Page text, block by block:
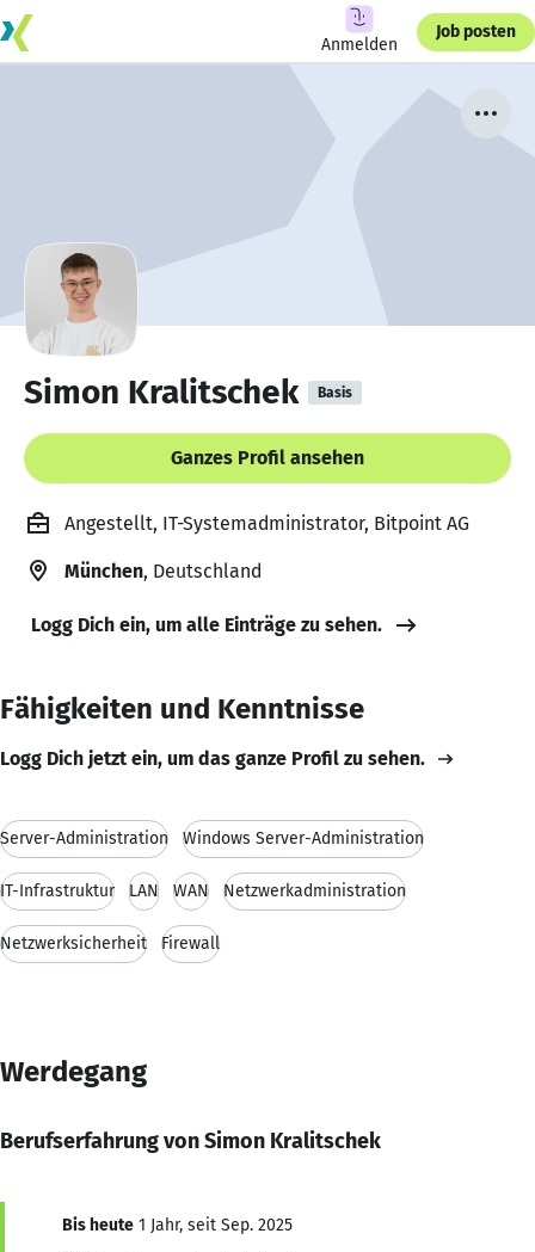
Anmelden
Job posten
Simon Kralitschek Basis
Ganzes Profil ansehen
Angestellt, IT-Systemadministrator, Bitpoint AG
München, Deutschland
Logg Dich ein, um alle Einträge zu sehen.
Fähigkeiten und Kenntnisse
Logg Dich jetzt ein, um das ganze Profil zu sehen.
Server-Administration Windows Server-Administration
IT-Infrastruktur LAN WAN Netzwerkadministration
Netzwerksicherheit Firewall
Werdegang
Berufserfahrung von Simon Kralitschek
Bis heute 1 Jahr, seit Sep. 2025